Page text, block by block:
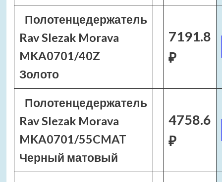
Полотенцедержатель
Rav Slezak Morava
MKA0701/40Z
Золото
7191.8
₽
Полотенцедержатель
Rav Slezak Morava
MKA0701/55CMAT
Черный матовый
4758.6
₽